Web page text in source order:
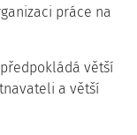
práce na
větší
a větší